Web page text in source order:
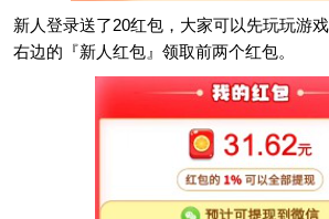
新人登录送了20红包，大家可以先玩玩游
右边的『新人红包』领取前两个红包。